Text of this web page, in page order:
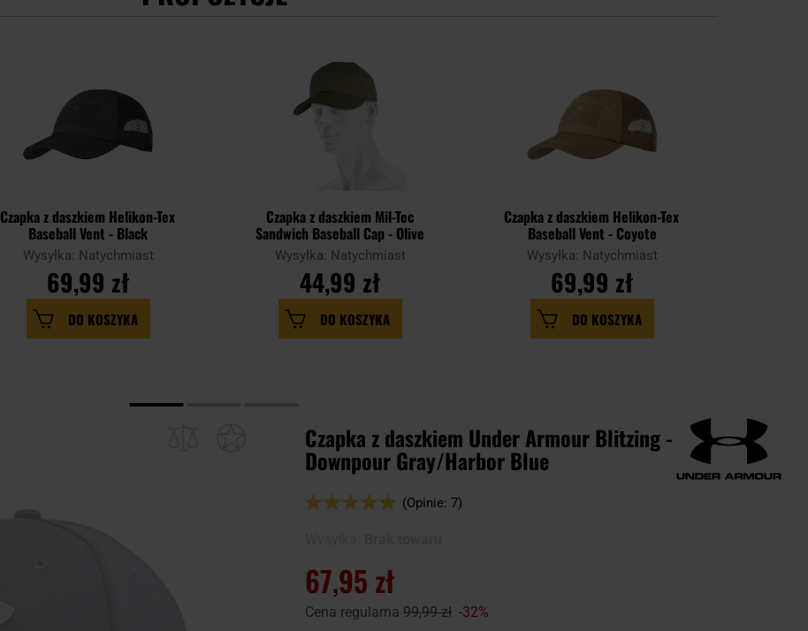
Czapka z daszkiem Helikon-Tex
Baseball Vent - Black
Wysyłka: Natychmiast
69,99 zł
DO KOSZYKA
Czapka z daszkiem Mil-Tec
Sandwich Baseball Cap - Olive
Wysyłka: Natychmiast
44,99 zł
DO KOSZYKA
Czapka z daszkiem Helikon-Tex
Baseball Vent - Coyote
Wysyłka: Natychmiast
69,99 zł
DO KOSZYKA
Czapka z daszkiem Under Armour Blitzing -
Downpour Gray/Harbor Blue
Ocena:
(Opinie: 7)
67,95 zł
Cena regularna 99,99 zł -32%